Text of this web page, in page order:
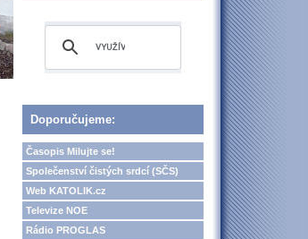
Doporučujeme:
Časopis Milujte se!
Společenství čistých srdcí (SČS)
Web KATOLIK.cz
Televize NOE
Rádio PROGLAS